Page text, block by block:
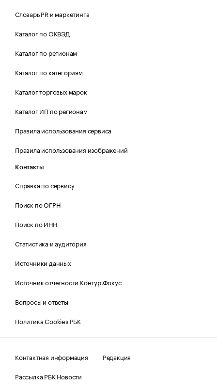
Словарь PR и маркетинга
Каталог по ОКВЭД
Каталог по регионам
Каталог по категориям
Каталог торговых марок
Каталог ИП по регионам
Правила использования сервиса
Правила использования изображений
Контакты
Справка по сервису
Поиск по ОГРН
Поиск по ИНН
Статистика и аудитория
Источники данных
Источник отчетности Контур.Фокус
Вопросы и ответы
Политика Cookies РБК
Контактная информация
Редакция
Рассылка РБК Новости